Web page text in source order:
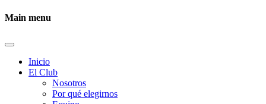
Main menu
Inicio
El Club
Nosotros
Por qué elegirnos